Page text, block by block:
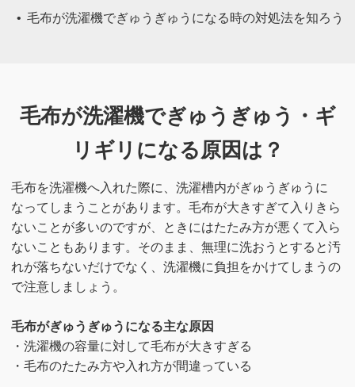
毛布が洗濯機でぎゅうぎゅうになる時の対処法を知ろう
毛布が洗濯機でぎゅうぎゅう・ギ
リギリになる原因は？
毛布を洗濯機へ入れた際に、洗濯槽内がぎゅうぎゅうに
なってしまうことがあります。毛布が大きすぎて入りきら
ないことが多いのですが、ときにはたたみ方が悪くて入ら
ないこともあります。そのまま、無理に洗おうとすると汚
れが落ちないだけでなく、洗濯機に負担をかけてしまうの
で注意しましょう。
毛布がぎゅうぎゅうになる主な原因
・洗濯機の容量に対して毛布が大きすぎる
・毛布のたたみ方や入れ方が間違っている